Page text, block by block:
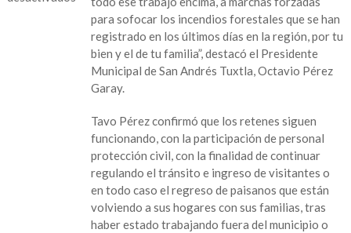
para sofocar los incendios forestales que se han
registrado en los últimos días en la región, por tu
bien y el de tu familia”, destacó el Presidente
Municipal de San Andrés Tuxtla, Octavio Pérez
Garay.
Tavo Pérez confirmó que los retenes siguen
funcionando, con la participación de personal
protección civil, con la finalidad de continuar
regulando el tránsito e ingreso de visitantes o
en todo caso el regreso de paisanos que están
volviendo a sus hogares con sus familias, tras
haber estado trabajando fuera del municipio o